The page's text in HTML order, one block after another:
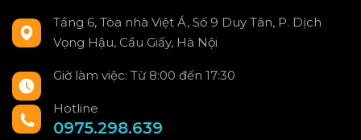
Tầng 6, Tòa nhà Việt Á, Số 9 Duy Tân, P. Dịch
Vọng Hậu, Cầu Giấy, Hà Nội
Giờ làm việc: Từ 8:00 đến 17:30
Hotline
0975.298.639